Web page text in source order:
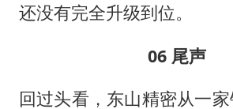
还没有完全升级到位。
06 尾声
回过头看，东山精密从一